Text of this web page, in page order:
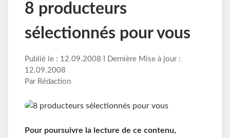
8 producteurs
sélectionnés pour vous
Publié le : 12.09.2008 I Dernière Mise à jour :
12.09.2008
Par Rédaction
Pour poursuivre la lecture de ce contenu,